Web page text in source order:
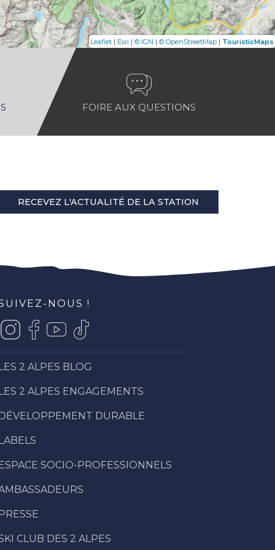
Leaflet | Esri | © IGN | © OpenStreetMap | TouristicMaps
FOIRE AUX QUESTIONS
RECEVEZ L'ACTUALITÉ DE LA STATION
NOUS !
2 ALPES BLOG
2 ALPES ENGAGEMENTS
DURABLE
SOCIO-PROFESSIONNELS
CLUB DES 2 ALPES